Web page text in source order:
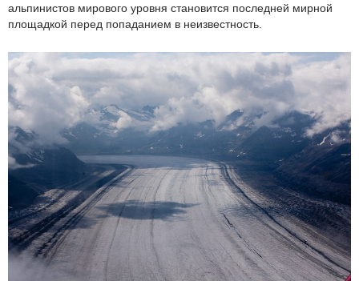
альпинистов мирового уровня становится последней мирной
площадкой перед попаданием в неизвестность.